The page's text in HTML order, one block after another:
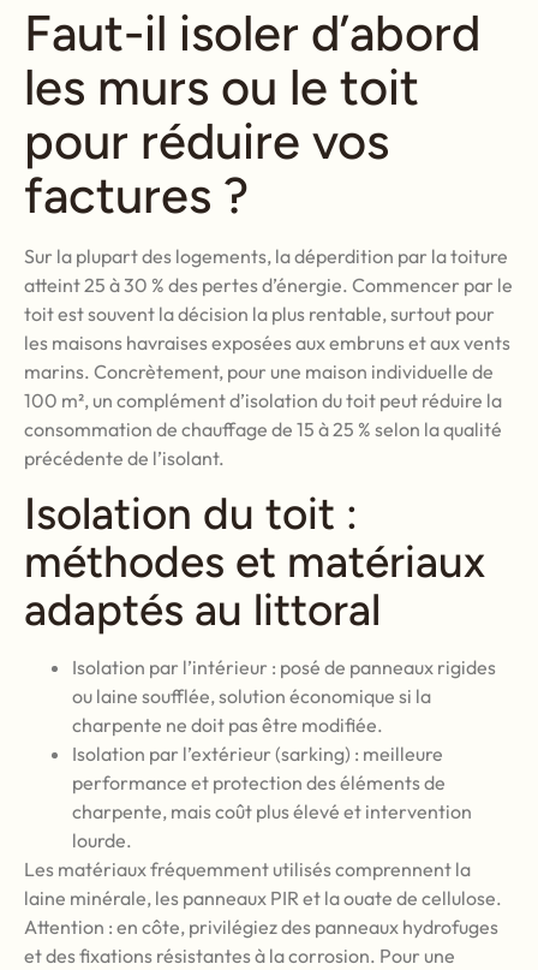
Faut-il isoler d’abord
les murs ou le toit
pour réduire vos
factures ?
Sur la plupart des logements, la déperdition par la toiture
atteint 25 à 30 % des pertes d’énergie. Commencer par le
toit est souvent la décision la plus rentable, surtout pour
les maisons havraises exposées aux embruns et aux vents
marins. Concrètement, pour une maison individuelle de
100 m², un complément d’isolation du toit peut réduire la
consommation de chauffage de 15 à 25 % selon la qualité
précédente de l’isolant.
Isolation du toit :
méthodes et matériaux
adaptés au littoral
Isolation par l’intérieur : posé de panneaux rigides
ou laine soufflée, solution économique si la
charpente ne doit pas être modifiée.
Isolation par l’extérieur (sarking) : meilleure
performance et protection des éléments de
charpente, mais coût plus élevé et intervention
lourde.
Les matériaux fréquemment utilisés comprennent la
laine minérale, les panneaux PIR et la ouate de cellulose.
Attention : en côte, privilégiez des panneaux hydrofuges
et des fixations résistantes à la corrosion. Pour une